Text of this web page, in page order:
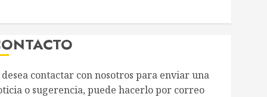
desea contactar con nosotros para enviar una
o sugerencia, puede hacerlo por correo